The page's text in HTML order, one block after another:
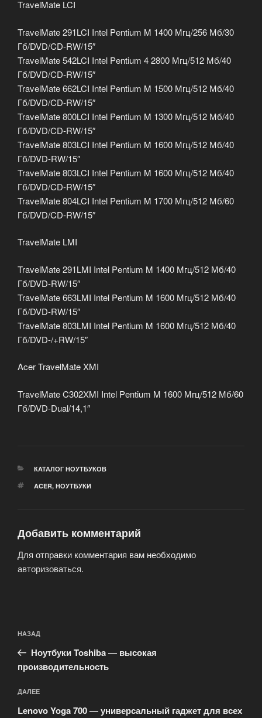
TravelMate LCI
TravelMate 291LCI Intel Pentium M 1400 Мгц/256 Мб/30
Гб/DVD/CD-RW/15″
TravelMate 542LCI Intel Pentium 4 2800 Мгц/512 Мб/40
Гб/DVD/CD-RW/15″
TravelMate 662LCI Intel Pentium M 1500 Мгц/512 Мб/40
Гб/DVD/CD-RW/15″
TravelMate 800LCI Intel Pentium M 1300 Мгц/512 Мб/40
Гб/DVD/CD-RW/15″
TravelMate 803LCI Intel Pentium M 1600 Мгц/512 Мб/40
Гб/DVD-RW/15″
TravelMate 803LCI Intel Pentium M 1600 Мгц/512 Мб/40
Гб/DVD/CD-RW/15″
TravelMate 804LCI Intel Pentium M 1700 Мгц/512 Мб/60
Гб/DVD/CD-RW/15″
TravelMate LMI
TravelMate 291LMI Intel Pentium M 1400 Мгц/512 Мб/40
Гб/DVD-RW/15″
TravelMate 663LMI Intel Pentium M 1600 Мгц/512 Мб/40
Гб/DVD-RW/15″
TravelMate 803LMI Intel Pentium M 1600 Мгц/512 Мб/40
Гб/DVD-/+RW/15″
Acer TravelMate XMI
TravelMate C302XMI Intel Pentium M 1600 Мгц/512 Мб/60
Гб/DVD-Dual/14,1″
РУБРИКИ
КАТАЛОГ НОУТБУКОВ
МЕТКИ
ACER, НОУТБУКИ
Добавить комментарий
Для отправки комментария вам необходимо
авторизоваться.
по
записям
Предыдущая
запись:
НАЗАД
Ноутбуки Toshiba — высокая
производительность
Следующая
запись
ДАЛЕЕ
Lenovo Yoga 700 — универсальный гаджет для всех